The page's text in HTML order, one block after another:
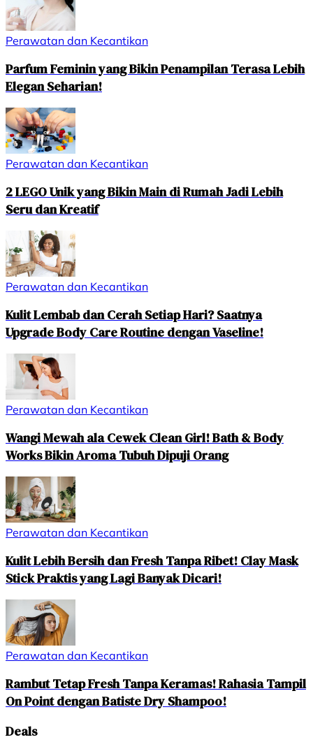
Perawatan dan Kecantikan
Parfum Feminin yang Bikin Penampilan Terasa Lebih
Elegan Seharian!
Perawatan dan Kecantikan
2 LEGO Unik yang Bikin Main di Rumah Jadi Lebih
Seru dan Kreatif
Perawatan dan Kecantikan
Kulit Lembab dan Cerah Setiap Hari? Saatnya
Upgrade Body Care Routine dengan Vaseline!
Perawatan dan Kecantikan
Wangi Mewah ala Cewek Clean Girl! Bath & Body
Works Bikin Aroma Tubuh Dipuji Orang
Perawatan dan Kecantikan
Kulit Lebih Bersih dan Fresh Tanpa Ribet! Clay Mask
Stick Praktis yang Lagi Banyak Dicari!
Perawatan dan Kecantikan
Rambut Tetap Fresh Tanpa Keramas! Rahasia Tampil
On Point dengan Batiste Dry Shampoo!
Deals